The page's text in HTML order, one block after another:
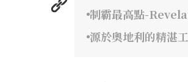
制霸最高點-
源於奧地利的精湛